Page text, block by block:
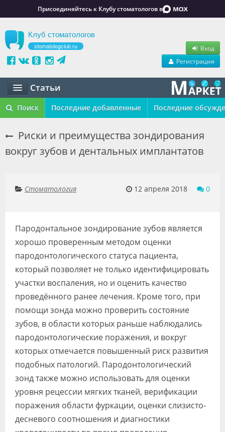
Присоединяйтесь к Клубу стоматологов в
Клуб стоматологов
stomatologclub.ru
Вход
Регистрация
Статьи
Статьи
Обучение
Резюме
Видео
Форум
Клиники
Специалисты
Галерея
Блоги
Лаборатории
Поиск Последние добавленные Последние
Риски и преимущества зондирования
вокруг зубов и дентальных имплантатов
Стоматология 12 апреля 2018 0
Пародонтальное зондирование зубов является
хорошо проверенным методом оценки
пародонтологического статуса пациента,
который позволяет не только идентифицировать
участки воспаления, но и оценить качество
проведённого ранее лечения. Кроме того, при
помощи зонда можно проверить состояние
зубов, в области которых раньше наблюдались
пародонтологические поражения, и вокруг
которых отмечается повышенный риск развития
подобных патологий. Пародонтологический
зонд также можно использовать для оценки
уровня рецессии мягких тканей, верификации
поражения области фуркации, оценки слизисто-
десневого соотношения и диагностики